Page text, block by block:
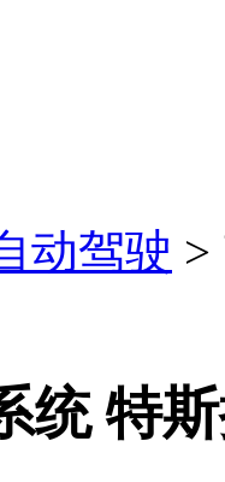
动驾驶 >
统 特